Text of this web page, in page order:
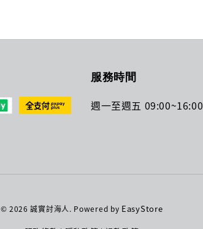
服務時間
週一至週五 09:00~16:00
© 2026 誠實討海人. Powered by EasyStore